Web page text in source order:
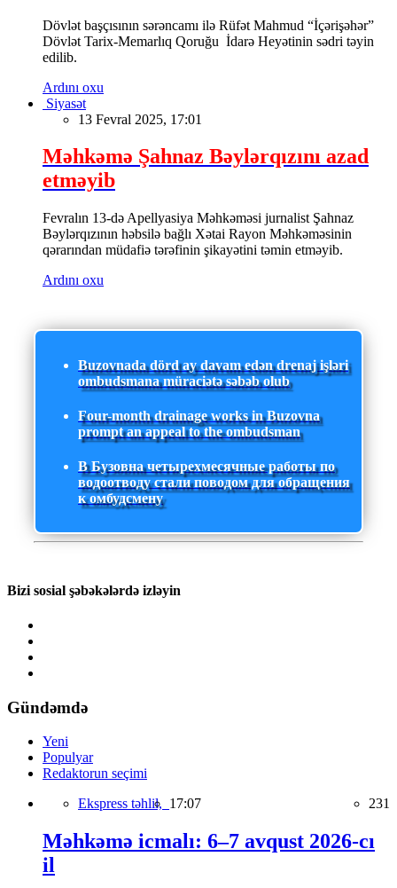
Dövlət başçısının sərəncamı ilə Rüfət Mahmud “İçərişəhər”
Dövlət Tarix-Memarlıq Qoruğu İdarə Heyətinin sədri təyin
edilib.
Ardını oxu
Siyasət
13 Fevral 2025, 17:01
Məhkəmə Şahnaz Bəylərqızını azad
etməyib
Fevralın 13-də Apellyasiya Məhkəməsi jurnalist Şahnaz
Bəylərqızının həbsilə bağlı Xətai Rayon Məhkəməsinin
qərarından müdafiə tərəfinin şikayətini təmin etməyib.
Ardını oxu
Buzovnada dörd ay davam edən drenaj işləri
ombudsmana müraciətə səbəb olub
Four-month drainage works in Buzovna
prompt an appeal to the ombudsman
В Бузовна четырехмесячные работы по
водоотводу стали поводом для обращения
к омбудсмену
Bizi sosial şəbəkələrdə izləyin
Gündəmdə
Yeni
Populyar
Redaktorun seçimi
Ekspress təhlil, 17:07 231
Məhkəmə icmalı: 6–7 avqust 2026-cı
il